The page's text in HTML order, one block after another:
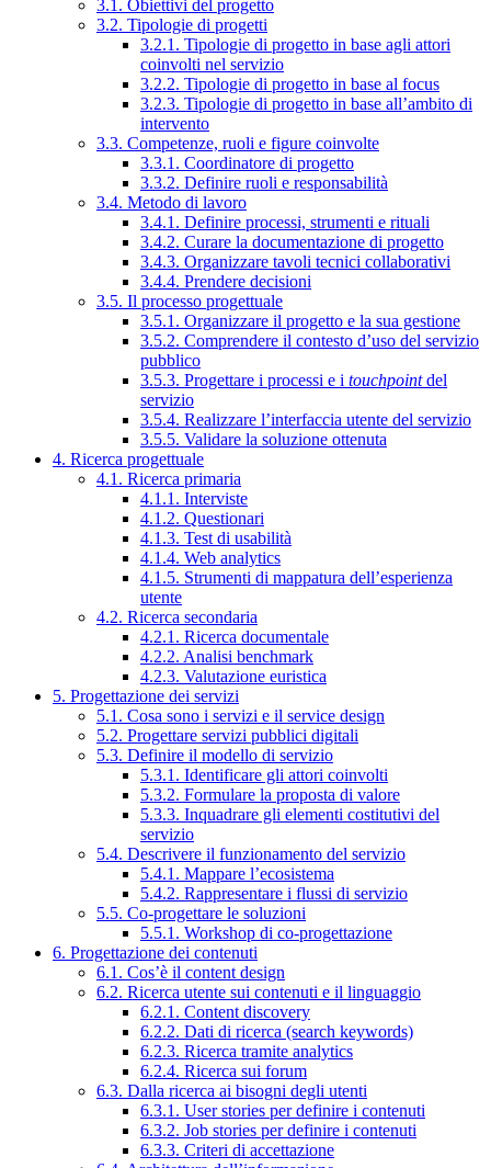
3.1. Obiettivi del progetto
3.2. Tipologie di progetti
3.2.1. Tipologie di progetto in base agli attori
coinvolti nel servizio
3.2.2. Tipologie di progetto in base al focus
3.2.3. Tipologie di progetto in base all’ambito di
intervento
3.3. Competenze, ruoli e figure coinvolte
3.3.1. Coordinatore di progetto
3.3.2. Definire ruoli e responsabilità
3.4. Metodo di lavoro
3.4.1. Definire processi, strumenti e rituali
3.4.2. Curare la documentazione di progetto
3.4.3. Organizzare tavoli tecnici collaborativi
3.4.4. Prendere decisioni
3.5. Il processo progettuale
3.5.1. Organizzare il progetto e la sua gestione
3.5.2. Comprendere il contesto d’uso del servizio
pubblico
3.5.3. Progettare i processi e i touchpointdel
servizio
3.5.4. Realizzare l’interfaccia utente del servizio
3.5.5. Validare la soluzione ottenuta
4. Ricerca progettuale
4.1. Ricerca primaria
4.1.1. Interviste
4.1.2. Questionari
4.1.3. Test di usabilità
4.1.4. Web analytics
4.1.5. Strumenti di mappatura dell’esperienza
utente
4.2. Ricerca secondaria
4.2.1. Ricerca documentale
4.2.2. Analisi benchmark
4.2.3. Valutazione euristica
5. Progettazione dei servizi
5.1. Cosa sono i servizi e il service design
5.2. Progettare servizi pubblici digitali
5.3. Definire il modello di servizio
5.3.1. Identificare gli attori coinvolti
5.3.2. Formulare la proposta di valore
5.3.3. Inquadrare gli elementi costitutivi del
servizio
5.4. Descrivere il funzionamento del servizio
5.4.1. Mappare l’ecosistema
5.4.2. Rappresentare i flussi di servizio
5.5. Co-progettare le soluzioni
5.5.1. Workshop di co-progettazione
6. Progettazione dei contenuti
6.1. Cos’è il content design
6.2. Ricerca utente sui contenuti e il linguaggio
6.2.1. Content discovery
6.2.2. Dati di ricerca (search keywords)
6.2.3. Ricerca tramite analytics
6.2.4. Ricerca sui forum
6.3. Dalla ricerca ai bisogni degli utenti
6.3.1. User stories per definire i contenuti
6.3.2. Job stories per definire i contenuti
6.3.3. Criteri di accettazione